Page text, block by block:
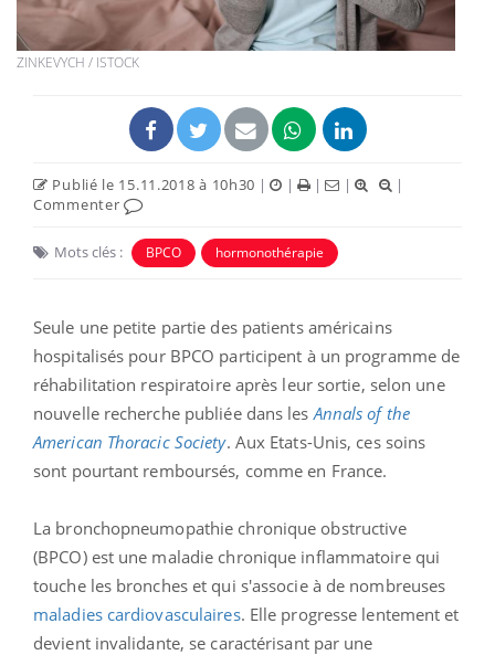
ZINKEVYCH / ISTOCK
Publié le 15.11.2018 à 10h30 | | | |
|
Commenter
Mots clés : BPCO hormonothérapie
Seule une petite partie des patients américains
hospitalisés pour BPCO participent à un programme de
réhabilitation respiratoire après leur sortie, selon une
nouvelle recherche publiée dans les Annals of the
American Thoracic Society. Aux Etats-Unis, ces soins
sont pourtant remboursés, comme en France.
La bronchopneumopathie chronique obstructive
(BPCO) est une maladie chronique inflammatoire qui
touche les bronches et qui s'associe à de nombreuses
maladies cardiovasculaires. Elle progresse lentement et
devient invalidante, se caractérisant par une